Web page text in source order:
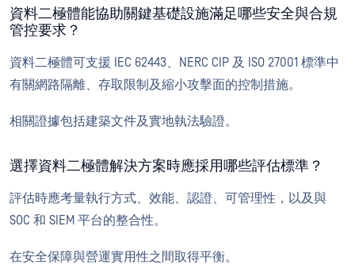
資料二極體能協助關鍵基礎設施滿足哪些安全與合規
管控要求？
資料二極體可支援 IEC 62443、NERC CIP 及 ISO 27001 標準中
有關網路隔離、存取限制及縮小攻擊面的控制措施。
相關證據包括建築文件及實地執法驗證。
選擇資料二極體解決方案時應採用哪些評估標準？
評估時應考量執行方式、效能、認證、可管理性，以及與
SOC 和 SIEM 平台的整合性。
在安全保障與營運實用性之間取得平衡。